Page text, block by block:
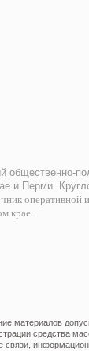
общественно-
и Перми.
оперативной
крае.
материалов
средства